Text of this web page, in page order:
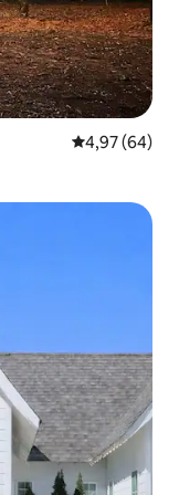
4,97 (64)